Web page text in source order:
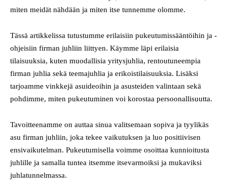
miten meidät nähdään ja miten itse tunnemme olomme.
Tässä artikkelissa tutustumme erilaisiin pukeutumissääntöihin ja -
ohjeisiin firman juhliin liittyen. Käymme läpi erilaisia
tilaisuuksia, kuten muodallisia yritysjuhlia, rentoutuneempia
firman juhlia sekä teemajuhlia ja erikoistilaisuuksia. Lisäksi
tarjoamme vinkkejä asuideoihin ja asusteiden valintaan sekä
pohdimme, miten pukeutuminen voi korostaa persoonallisuutta.
Tavoitteenamme on auttaa sinua valitsemaan sopiva ja tyylikäs
asu firman juhliin, joka tekee vaikutuksen ja luo positiivisen
ensivaikutelman. Pukeutumisella voimme osoittaa kunnioitusta
juhlille ja samalla tuntea itsemme itsevarmoiksi ja mukaviksi
juhlatunnelmassa.